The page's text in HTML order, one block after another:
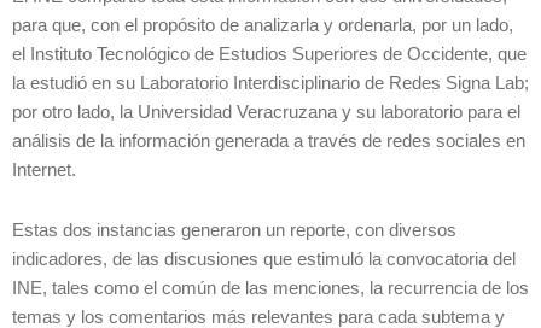
para que, con el propósito de analizarla y ordenarla, por un lado,
el Instituto Tecnológico de Estudios Superiores de Occidente, que
la estudió en su Laboratorio Interdisciplinario de Redes Signa Lab;
por otro lado, la Universidad Veracruzana y su laboratorio para el
análisis de la información generada a través de redes sociales en
Internet.
Estas dos instancias generaron un reporte, con diversos
indicadores, de las discusiones que estimuló la convocatoria del
INE, tales como el común de las menciones, la recurrencia de los
temas y los comentarios más relevantes para cada subtema y